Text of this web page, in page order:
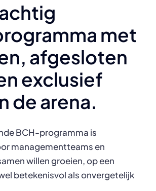
met
afgesloten
exclusief
de arena.
BCH-programma is
managementteams en
willen groeien, op een
betekenisvol als onvergetelijk